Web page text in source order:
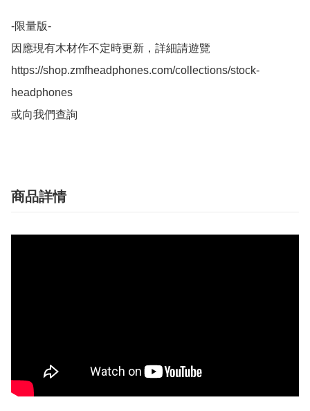
-限量版-
因應現有木材作不定時更新，詳細請遊覽
https://shop.zmfheadphones.com/collections/stock-
headphones
或向我們查詢
商品詳情